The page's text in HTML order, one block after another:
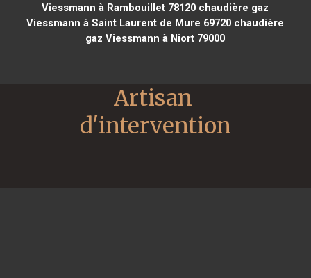
Viessmann à Rambouillet 78120 chaudière gaz
Viessmann à Saint Laurent de Mure 69720 chaudière
gaz Viessmann à Niort 79000
Artisan
d'intervention